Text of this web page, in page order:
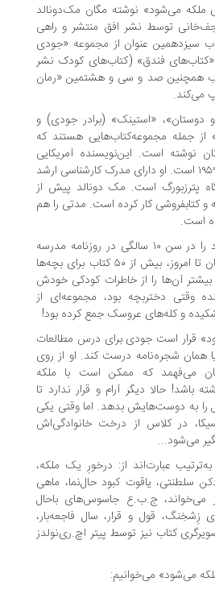
ملکه می‌شود»‌ نوشته مگان مک‌دونالد
توسط نشر افق منتشر و راهی
سیزدهمین عنوان از مجموعه «جودی
فندق» (کتاب‌های کودک نشر
همچنین صد و سی و هشتمین «رمان
می‌کند.
«استینک» (برادر جودی) و
جمله مجموعه‌کتاب‌هایی هستند که
نوشته است. این‌نویسنده آمریکایی
کودک و نوجوان متولد سال ۱۹۵۹ است. او دارای مدرک کارشناسی ارشد
پترزبورگ است. مک دونالد پیش از
و کتابفروشی کار کرده است. مدتی را هم
است.
مک‌دونالد اولین نوشته خود را در سن ۱۰ سالگی در روزنامه مدرسه
اش منتشر کرد. او از آن زمان تا امروز، بیش از ۵۰ کتاب برای بچه‌ها
بیشتر آن‌ها را از خاطرات کودکی خودش
وقتی دختربچه بود، مجموعه‌ای از
و کله‌های عروسک جمع کرده بود!
قرار است جودی برای درس مطالعات
همان شجره‌نامه درست کند. او از روی
می‌فهمد که ممکن است با ملکه
باشد! حالا دیگر آرام و قرار ندارد تا
را به دوست‌هایش بدهد. اما وقتی یکی
در کلاس از درخت خانوادگی‌اش
می‌شود...
عبارت‌اند از: درخورِ یک ملکه،
سلطنتی، یاقوت کبود حال‌نما، ماهی
می‌خواند، ج.ب.ع جاسوس‌های باحال
زِشخِنگ، قول و قرار، سال فاجعه‌بار،
کتاب نیز توسط پیتر اچ.ری‌نولدز
می‌شود» می‌خوانیم: